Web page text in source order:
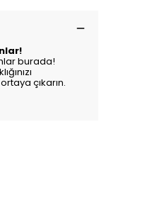
burada!
çıkarın.